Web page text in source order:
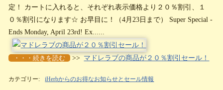
定！ カートに入れると、それぞれ表示価格より２０％割引、１
０％割引になります☆ お早目に！（4月23日まで） Super Special -
Ends Monday, April 23rd! Ex......
・・・続きを読む >> マドレラブの商品が２０％割引セール！
カテゴリー: iHerbからのお得なお知らせとセール情報